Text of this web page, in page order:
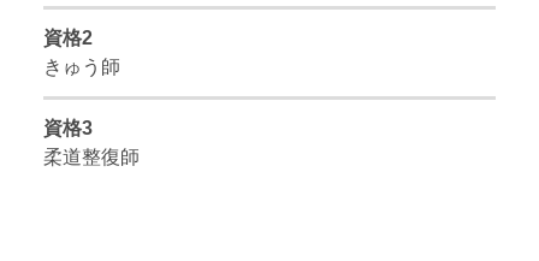
資格2
きゅう師
資格3
柔道整復師